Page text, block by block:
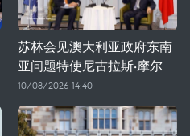
苏林会见澳大利亚政府东南
亚问题特使尼古拉斯·摩尔
10/08/2026 14:40